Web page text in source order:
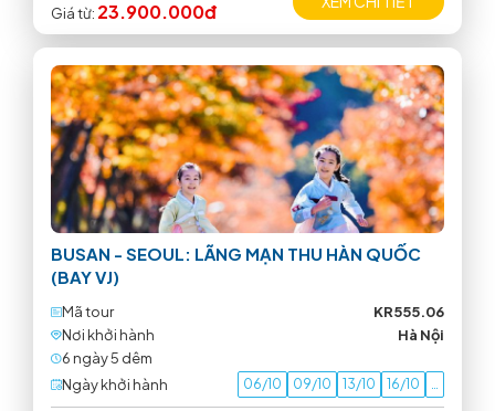
Giá từ: 23.900.000đ
BUSAN - SEOUL: LÃNG MẠN THU HÀN QUỐC
(BAY VJ)
Mã tour
KR555.06
Nơi khởi hành
Hà Nội
6 ngày 5 dêm
Ngày khởi hành
06/10 09/10 13/10 16/10 …